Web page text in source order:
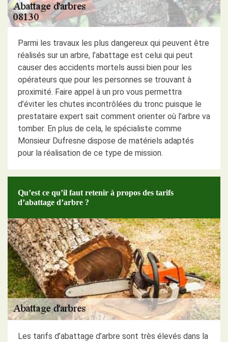
Parmi les travaux les plus dangereux qui peuvent être
réalisés sur un arbre, l’abattage est celui qui peut
causer des accidents mortels aussi bien pour les
opérateurs que pour les personnes se trouvant à
proximité. Faire appel à un pro vous permettra
d’éviter les chutes incontrôlées du tronc puisque le
prestataire expert sait comment orienter où l’arbre va
tomber. En plus de cela, le spécialiste comme
Monsieur Dufresne dispose de matériels adaptés
pour la réalisation de ce type de mission.
Qu’est ce qu’il faut retenir à propos des tarifs
d’abattage d’arbre ?
Les tarifs d’abattage d’arbre sont très élevés dans la